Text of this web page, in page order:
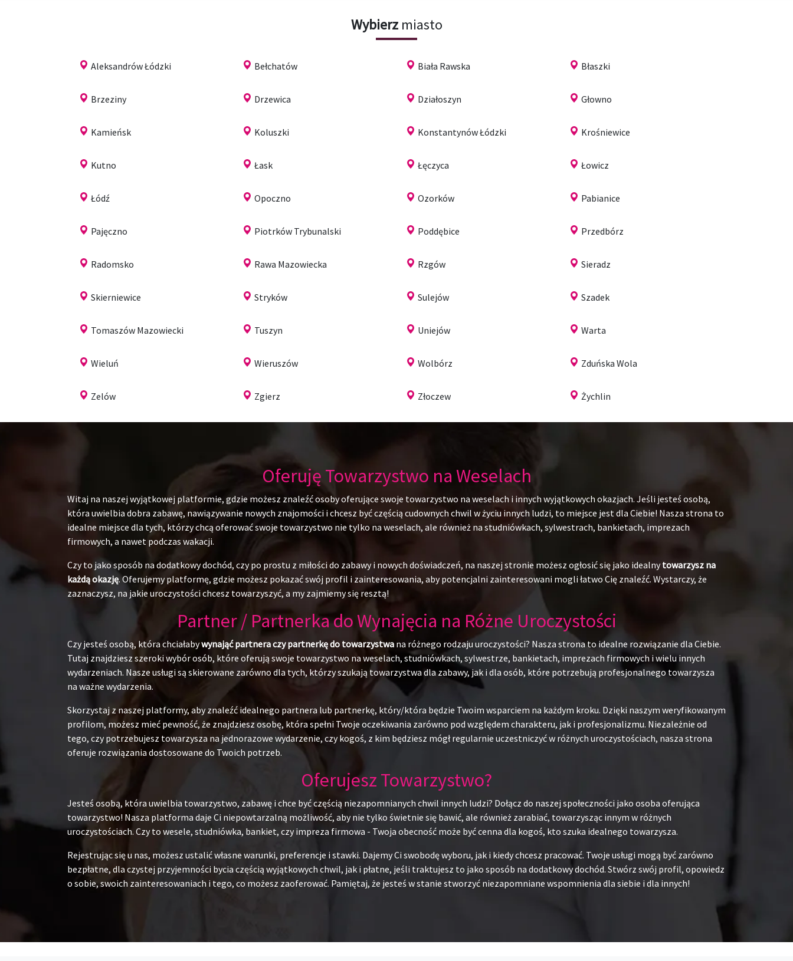
Wybierzmiasto
Aleksandrów Łódzki Bełchatów Biała Rawska Błaszki
Brzeziny Drzewica Działoszyn Głowno
Kamieńsk Koluszki Konstantynów Łódzki Krośniewice
Kutno Łask Łęczyca Łowicz
Łódź Opoczno Ozorków Pabianice
Pajęczno Piotrków Trybunalski Poddębice Przedbórz
Radomsko Rawa Mazowiecka Rzgów Sieradz
Skierniewice Stryków Sulejów Szadek
Tomaszów Mazowiecki Tuszyn Uniejów Warta
Wieluń Wieruszów Wolbórz Zduńska Wola
Zelów Zgierz Złoczew Żychlin
Oferuję Towarzystwo na Weselach
Witaj na naszej wyjątkowej platformie, gdzie możesz znaleźć osoby oferujące swoje towarzystwo na weselach i innych wyjątkowych okazjach. Jeśli jesteś osobą,
która uwielbia dobra zabawę, nawiązywanie nowych znajomości i chcesz być częścią cudownych chwil w życiu innych ludzi, to miejsce jest dla Ciebie! Nasza strona to
idealne miejsce dla tych, którzy chcą oferować swoje towarzystwo nie tylko na weselach, ale również na studniówkach, sylwestrach, bankietach, imprezach
firmowych, a nawet podczas wakacji.
Czy to jako sposób na dodatkowy dochód, czy po prostu z miłości do zabawy i nowych doświadczeń, na naszej stronie możesz ogłosić się jako idealnytowarzysz na
każdą okazję. Oferujemy platformę, gdzie możesz pokazać swój profil i zainteresowania, aby potencjalni zainteresowani mogli łatwo Cię znaleźć. Wystarczy, że
zaznaczysz, na jakie uroczystości chcesz towarzyszyć, a my zajmiemy się resztą!
Partner / Partnerka do Wynajęcia na Różne Uroczystości
Czy jesteś osobą, która chciałabywynająć partnera czy partnerkę do towarzystwa na różnego rodzaju uroczystości? Nasza strona to idealne rozwiązanie dla Ciebie.
Tutaj znajdziesz szeroki wybór osób, które oferują swoje towarzystwo na weselach, studniówkach, sylwestrze, bankietach, imprezach firmowych i wielu innych
wydarzeniach. Nasze usługi są skierowane zarówno dla tych, którzy szukają towarzystwa dla zabawy, jak i dla osób, które potrzebują profesjonalnego towarzysza
na ważne wydarzenia.
Skorzystaj z naszej platformy, aby znaleźć idealnego partnera lub partnerkę, który/która będzie Twoim wsparciem na każdym kroku. Dzięki naszym weryfikowanym
profilom, możesz mieć pewność, że znajdziesz osobę, która spełni Twoje oczekiwania zarówno pod względem charakteru, jak i profesjonalizmu. Niezależnie od
tego, czy potrzebujesz towarzysza na jednorazowe wydarzenie, czy kogoś, z kim będziesz mógł regularnie uczestniczyć w różnych uroczystościach, nasza strona
oferuje rozwiązania dostosowane do Twoich potrzeb.
Oferujesz Towarzystwo?
Jesteś osobą, która uwielbia towarzystwo, zabawę i chce być częścią niezapomnianych chwil innych ludzi? Dołącz do naszej społeczności jako osoba oferująca
towarzystwo! Nasza platforma daje Ci niepowtarzalną możliwość, aby nie tylko świetnie się bawić, ale również zarabiać, towarzysząc innym w różnych
uroczystościach. Czy to wesele, studniówka, bankiet, czy impreza firmowa - Twoja obecność może być cenna dla kogoś, kto szuka idealnego towarzysza.
Rejestrując się u nas, możesz ustalić własne warunki, preferencje i stawki. Dajemy Ci swobodę wyboru, jak i kiedy chcesz pracować. Twoje usługi mogą być zarówno
bezpłatne, dla czystej przyjemności bycia częścią wyjątkowych chwil, jak i płatne, jeśli traktujesz to jako sposób na dodatkowy dochód. Stwórz swój profil, opowiedz
o sobie, swoich zainteresowaniach i tego, co możesz zaoferować. Pamiętaj, że jesteś w stanie stworzyć niezapomniane wspomnienia dla siebie i dla innych!